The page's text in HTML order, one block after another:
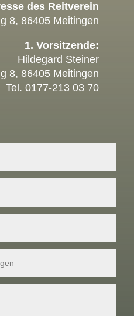
des Reitverein
8, 86405 Meitingen
1. Vorsitzende:
Hildegard Steiner
8, 86405 Meitingen
Tel. 0177-213 03 70